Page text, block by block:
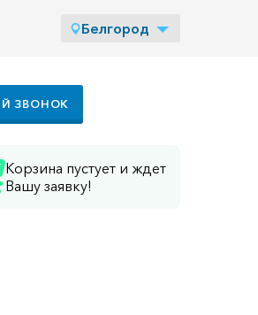
Белгород
Корзина пустует и ждет
Вашу заявку!
ЗВОНОК